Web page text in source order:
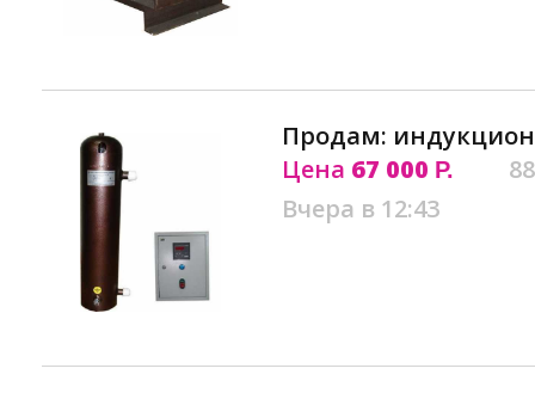
Продам:
Цена 67 000 Р.
Вчера в 12:43